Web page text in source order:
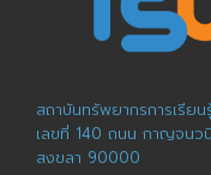
สถาบันทรัพยากรการเรียน
เลขที่ 140 ถนน กาญจนว
สงขลา 90000